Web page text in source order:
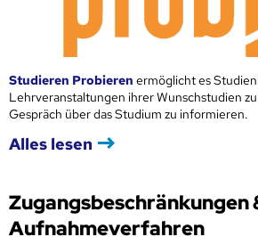
Studieren Probieren ermöglicht es
Lehrveranstaltungen ihrer Wunschstudien
Gespräch über das Studium zu informieren.
Alles lesen
Zugangsbeschränkungen
Aufnahmeverfahren